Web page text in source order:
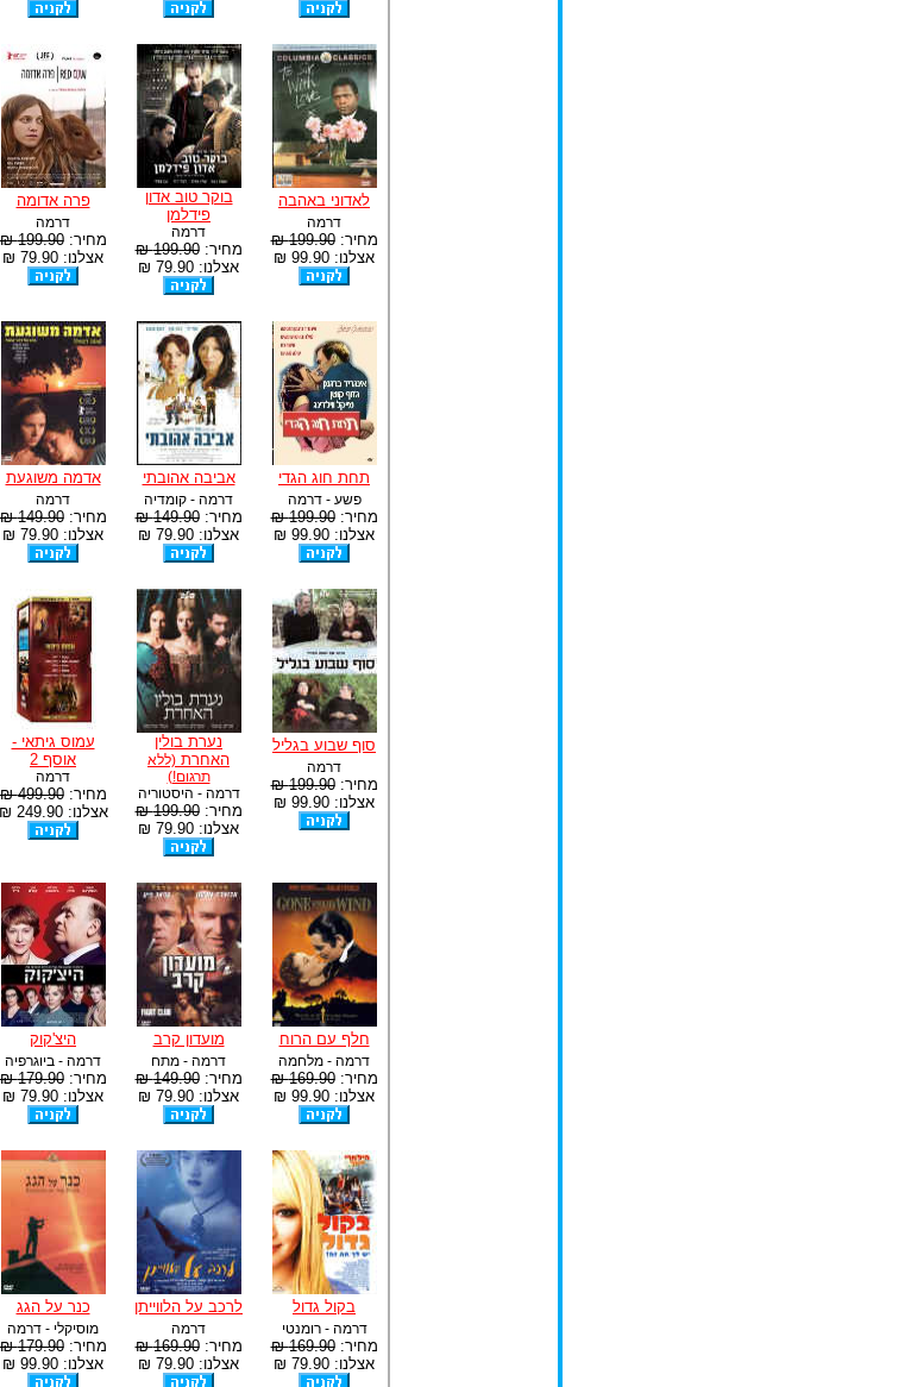
לאדוני באהבה
דרמה
מחיר:199.90 ₪
אצלנו: 99.90 ₪
בוקר טוב אדון
פידלמן
דרמה
מחיר:199.90 ₪
אצלנו: 79.90 ₪
פרה אדומה
דרמה
מחיר:199.90 ₪
אצלנו: 79.90 ₪
תחת חוג הגדי
פשע - דרמה
מחיר:199.90 ₪
אצלנו: 99.90 ₪
אביבה אהובתי
דרמה - קומדיה
מחיר:149.90 ₪
אצלנו: 79.90 ₪
אדמה משוגעת
דרמה
מחיר:149.90 ₪
אצלנו: 79.90 ₪
סוף שבוע בגליל
דרמה
מחיר:199.90 ₪
אצלנו: 99.90 ₪
נערת בולין
האחרת (ללא
תרגום!)
דרמה - היסטוריה
מחיר:199.90 ₪
אצלנו: 79.90 ₪
עמוס גיתאי -
אוסף 2
דרמה
מחיר:499.90 ₪
אצלנו: 249.90 ₪
חלף עם הרוח
דרמה - מלחמה
מחיר:169.90 ₪
אצלנו: 99.90 ₪
מועדון קרב
דרמה - מתח
מחיר:149.90 ₪
אצלנו: 79.90 ₪
היצ'קוק
דרמה - ביוגרפיה
מחיר:179.90 ₪
אצלנו: 79.90 ₪
בקול גדול
דרמה - רומנטי
מחיר:169.90 ₪
אצלנו: 79.90 ₪
לרכב על הלווייתן
דרמה
מחיר:169.90 ₪
אצלנו: 79.90 ₪
כנר על הגג
מוסיקלי - דרמה
מחיר:179.90 ₪
אצלנו: 99.90 ₪